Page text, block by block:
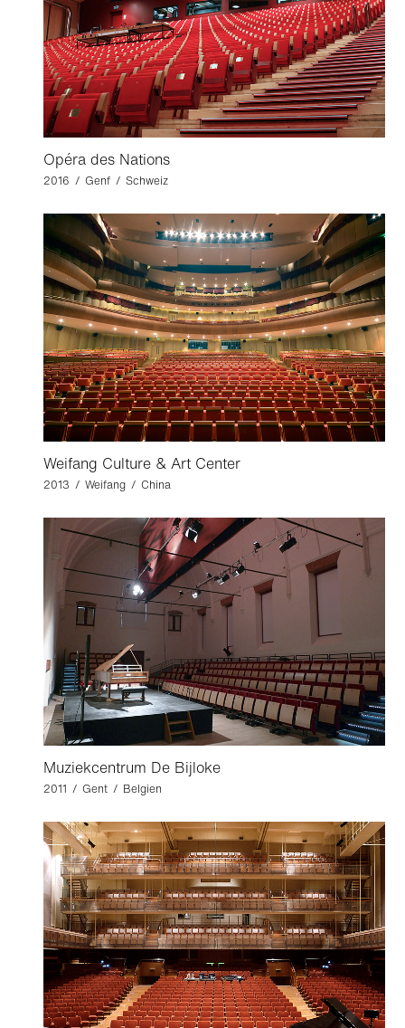
Opéra des Nations
2016 / Genf / Schweiz
Weifang Culture & Art Center
2013 / Weifang / China
Muziekcentrum De Bijloke
2011 / Gent / Belgien